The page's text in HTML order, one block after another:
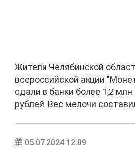
Жители Челябинской
всероссийской акции
сдали в банки более 1,2
рублей. Вес мелочи
05.07.2024 12:09